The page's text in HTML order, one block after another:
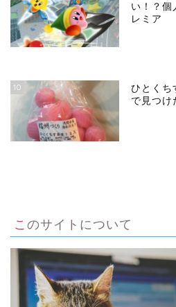
い！？個
レミア
10
ひとくち
で見つけ
このサイトについて